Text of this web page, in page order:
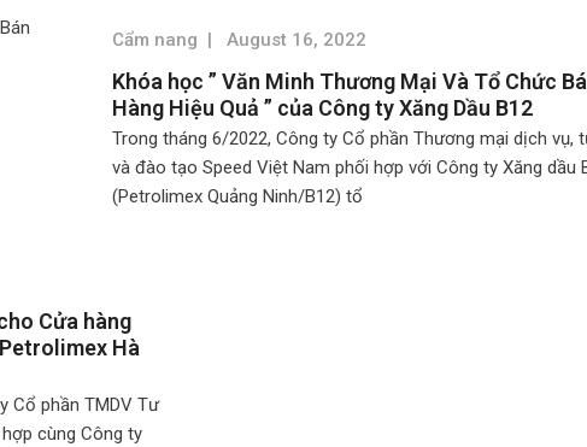
Cẩm nang | August 16, 2022
Khóa học ” Văn Minh Thương Mại Và Tổ Chức
Hàng Hiệu Quả ” của Công ty Xăng Dầu B12
Trong tháng 6/2022, Công ty Cổ phần Thương mại dịch vụ,
và đào tạo Speed Việt Nam phối hợp với Công ty Xăng dầu
(Petrolimex Quảng Ninh/B12) tổ
Cửa hàng
Hà
Cổ phần TMDV Tư
hợp cùng Công ty